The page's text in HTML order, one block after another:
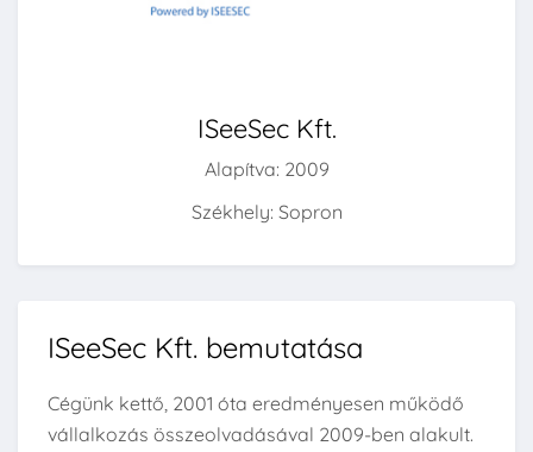
ISeeSec Kft.
Alapítva: 2009
Székhely: Sopron
ISeeSec Kft. bemutatása
Cégünk kettő, 2001 óta eredményesen működő
vállalkozás összeolvadásával 2009-ben alakult.